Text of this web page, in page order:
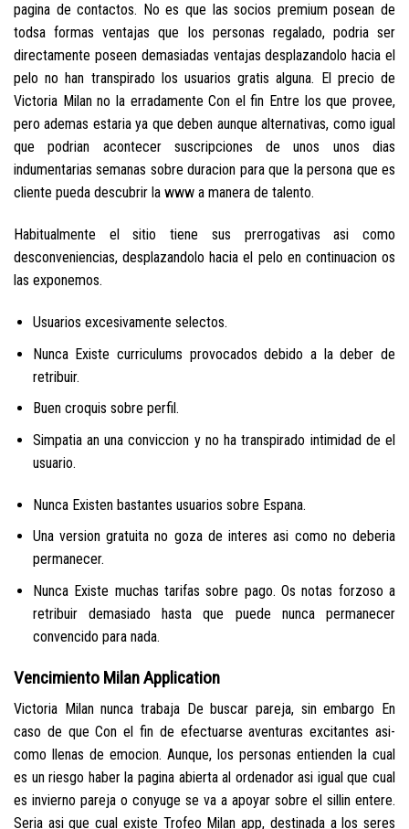
pagina de contactos. No es que las socios premium posean de
todsa formas ventajas que los personas regalado, podri­a ser
directamente poseen demasiadas ventajas desplazandolo hacia el
pelo no han transpirado los usuarios gratis alguna. El precio de
Victoria Milan no la erradamente Con el fin Entre los que provee,
pero ademas estaria ya que deben aunque alternativas, como igual
que podri­an acontecer suscripciones de unos unos dias
indumentarias semanas sobre duracion para que la persona que es
cliente pueda descubrir la www a manera de talento.
Habitualmente el sitio tiene sus prerrogativas asi­ como
desconveniencias, desplazandolo hacia el pelo en continuacion os
las exponemos.
Usuarios excesivamente selectos.
Nunca Existe curriculums provocados debido a la deber de
retribuir.
Buen croquis sobre perfil.
Simpatia an una conviccion y no ha transpirado intimidad de el
usuario.
Nunca Existen bastantes usuarios sobre Espana.
Una version gratuita no goza de interes asi­ como no deberia
permanecer.
Nunca Existe muchas tarifas sobre pago. Os notas forzoso a
retribuir demasiado hasta que puede nunca permanecer
convencido para nada.
Vencimiento Milan Application
Victoria Milan nunca trabaja De buscar pareja, sin embargo En
caso de que Con el fin de efectuarse aventuras excitantes asi­
como llenas de emocion. Aunque, los personas entienden la cual
es un riesgo haber la pagina abierta al ordenador asi­ igual que cual
es invierno pareja o conyuge se va a apoyar sobre el silli­n entere.
Seri­a asi que cual existe Trofeo Milan app, destinada a los seres